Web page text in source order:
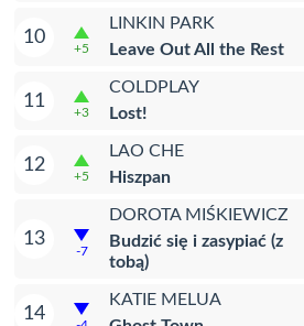
10
+5
LINKIN PARK
Leave Out All the Rest
11
+3
COLDPLAY
Lost!
12
+5
LAO CHE
Hiszpan
13
-7
DOROTA MIŚKIEWICZ
Budzić się i zasypiać (z
tobą)
14
KATIE MELUA